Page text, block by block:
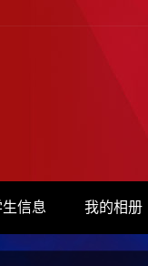
生信息 我的相册